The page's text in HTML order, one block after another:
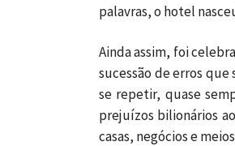
palavras, o hotel
Ainda assim, foi
sucessão de erros
se repetir, quase
prejuízos bilionários
casas, negócios e